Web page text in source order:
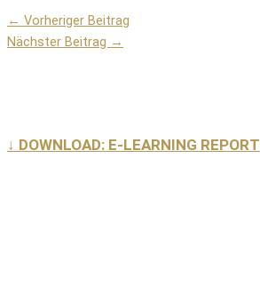
← Vorheriger Beitrag
Nächster Beitrag →
↓ DOWNLOAD: E-LEARNING REPORT